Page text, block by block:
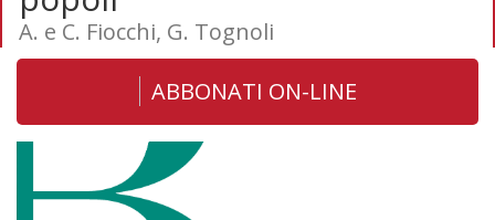
A. e C. Fiocchi, G. Tognoli
ABBONATI ON-LINE